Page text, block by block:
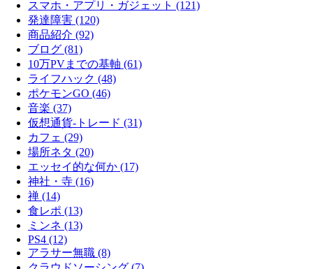
スマホ・アプリ・ガジェット (121)
発達障害 (120)
商品紹介 (92)
ブログ (81)
10万PVまでの基軸 (61)
ライフハック (48)
ポケモンGO (46)
音楽 (37)
仮想通貨-トレード (31)
カフェ (29)
場所ネタ (20)
エッセイ的な何か (17)
神社・寺 (16)
禅 (14)
食レポ (13)
ミンネ (13)
PS4 (12)
アラサー無職 (8)